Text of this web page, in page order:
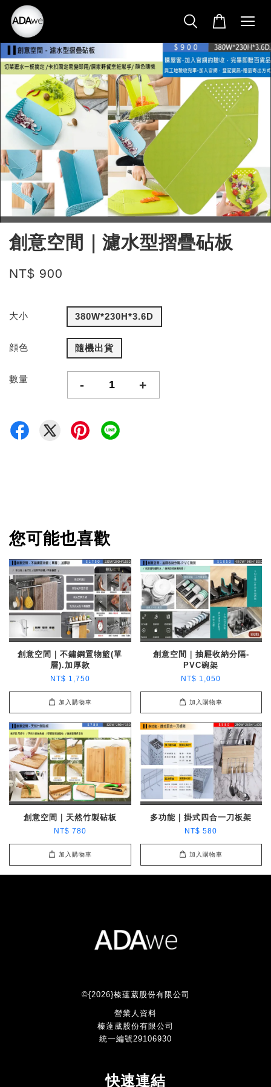
創意空間｜濾水型摺疊砧板
NT$ 900
大小 380W*230H*3.6D
顔色 隨機出貨
數量 - +
您可能也喜歡
創意空間｜不鏽鋼置物籃(單
層).加厚款
NT$ 1,750
加入購物車
創意空間｜抽屜收納分隔-
PVC碗架
NT$ 1,050
加入購物車
創意空間｜天然竹製砧板
NT$ 780
加入購物車
多功能｜掛式四合一刀板架
NT$ 580
加入購物車
©{2026}榛薘葳股份有限公司
營業人資料
榛薘葳股份有限公司
統一編號29106930
快速連結